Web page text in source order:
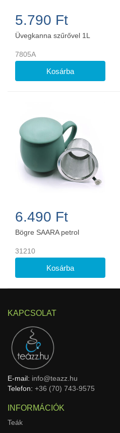
5.790 Ft
Üvegkanna szűrővel 1L
7805A
6.490 Ft
Bögre SAARA petrol
31210
KAPCSOLAT
E-mail: info@teazz.hu
Telefon: +36 (70) 743-9575
INFORMÁCIÓK
Teák